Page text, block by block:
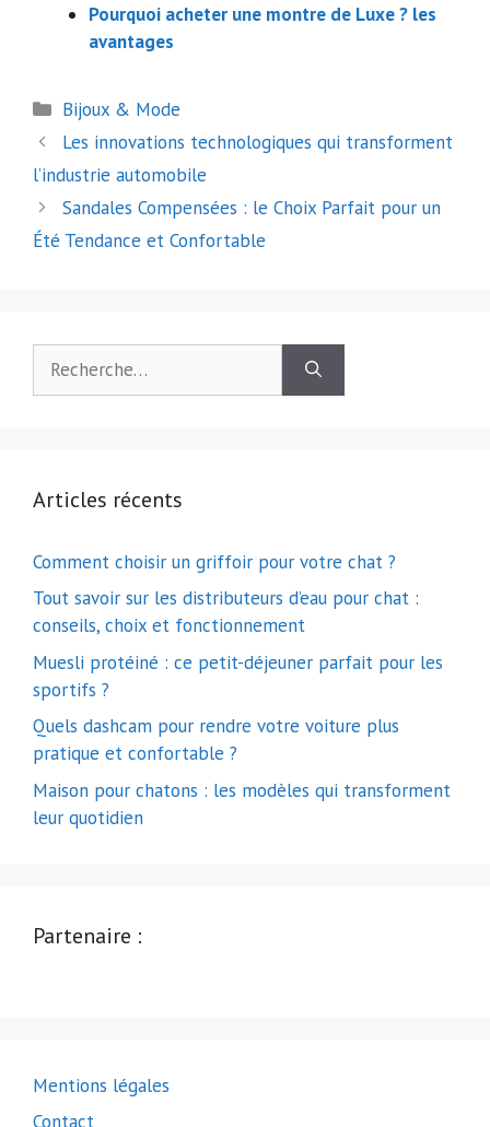
Pourquoi acheter une montre de Luxe ? les
avantages
Catégories
Bijoux & Mode
Navigation
des
Les innovations technologiques qui transforment
l’industrie automobile
Sandales Compensées : le Choix Parfait pour un
Été Tendance et Confortable
Articles récents
Comment choisir un griffoir pour votre chat ?
Tout savoir sur les distributeurs d’eau pour chat :
conseils, choix et fonctionnement
Muesli protéiné : ce petit-déjeuner parfait pour les
sportifs ?
Quels dashcam pour rendre votre voiture plus
pratique et confortable ?
Maison pour chatons : les modèles qui transforment
leur quotidien
Partenaire :
Mentions légales
Contact